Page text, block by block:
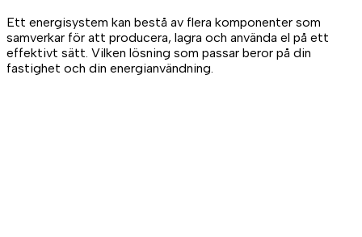
Ett energisystem kan bestå av flera komponenter som
samverkar för att producera, lagra och använda el på ett
effektivt sätt. Vilken lösning som passar beror på din
fastighet och din energianvändning.